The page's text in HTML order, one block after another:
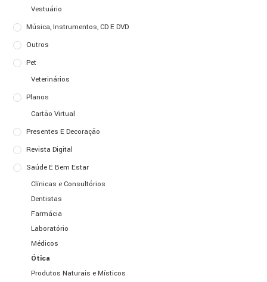
Vestuário
Música, Instrumentos, CD E DVD
Outros
Pet
Veterinários
Planos
Cartão Virtual
Presentes E Decoração
Revista Digital
Saúde E Bem Estar
Clínicas e Consultórios
Dentistas
Farmácia
Laboratório
Médicos
Ótica
Produtos Naturais e Místicos